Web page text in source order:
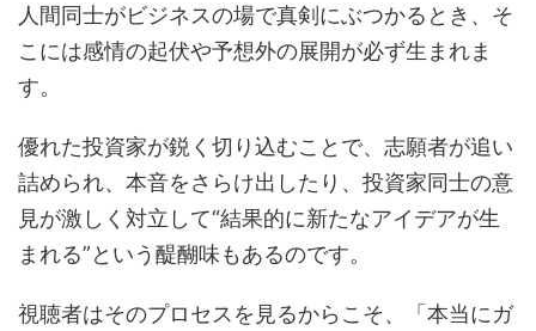
人間同士がビジネスの場で真剣にぶつかるとき、そ
こには感情の起伏や予想外の展開が必ず生まれま
す。
優れた投資家が鋭く切り込むことで、志願者が追い
詰められ、本音をさらけ出したり、投資家同士の意
見が激しく対立して“結果的に新たなアイデアが生
まれる”という醍醐味もあるのです。
視聴者はそのプロセスを見るからこそ、「本当にガ